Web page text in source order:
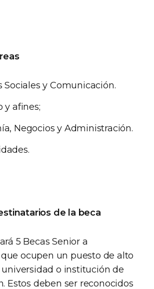
Sociales y Comunicación.
y afines;
Negocios y Administración.
de la beca
5 Becas Senior a
ocupen un puesto de alto
o institución de
Estos deben ser reconocidos